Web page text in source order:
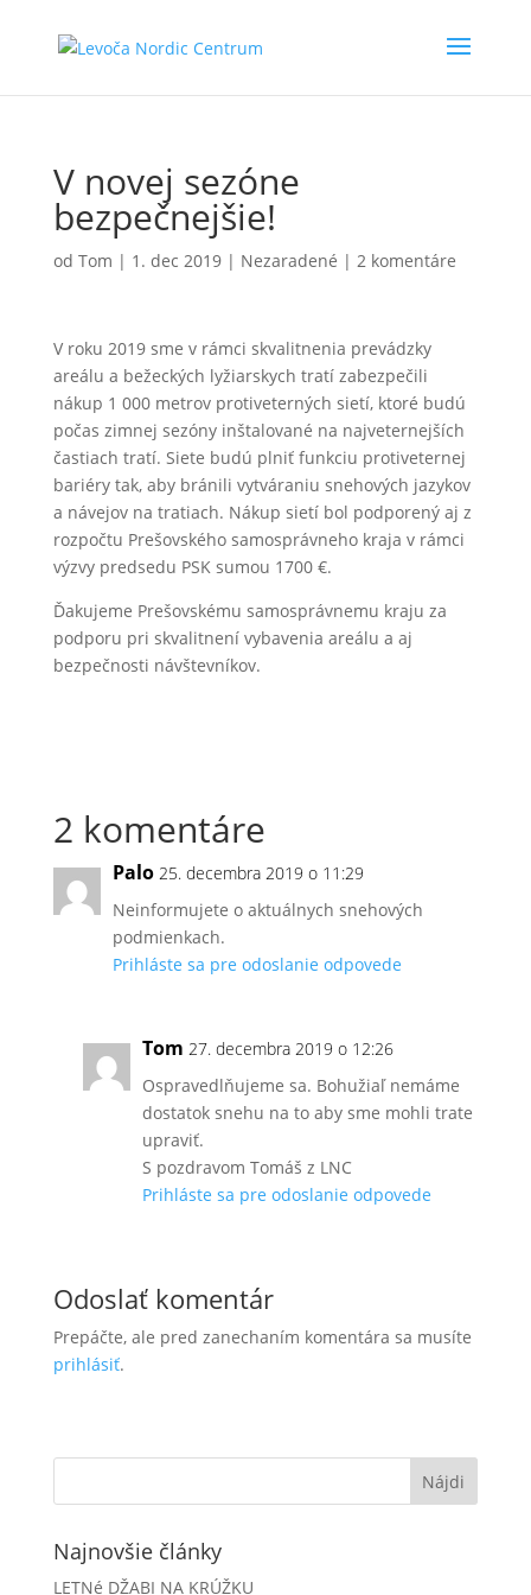
V novej sezóne
bezpečnejšie!
od Tom | 1. dec 2019| Nezaradené | 2 komentáre
V roku 2019 sme v rámci skvalitnenia prevádzky
areálu a bežeckých lyžiarskych tratí zabezpečili
nákup 1 000 metrov protiveterných sietí, ktoré budú
počas zimnej sezóny inštalované na najveternejších
častiach tratí. Siete budú plniť funkciu protiveternej
bariéry tak, aby bránili vytváraniu snehových jazykov
a návejov na tratiach. Nákup sietí bol podporený aj z
rozpočtu Prešovského samosprávneho kraja v rámci
výzvy predsedu PSK sumou 1700 €.
Ďakujeme Prešovskému samosprávnemu kraju za
podporu pri skvalitnení vybavenia areálu a aj
bezpečnosti návštevníkov.
2 komentáre
Palo 25. decembra 2019 o 11:29
Neinformujete o aktuálnych snehových
podmienkach.
Prihláste sa pre odoslanie odpovede
Tom 27. decembra 2019 o 12:26
Ospravedlňujeme sa. Bohužiaľ nemáme
dostatok snehu na to aby sme mohli trate
upraviť.
S pozdravom Tomáš z LNC
Prihláste sa pre odoslanie odpovede
Odoslať komentár
Prepáčte, ale pred zanechaním komentára sa musíte
prihlásiť.
Najnovšie články
LETNé DŽABI NA KRÚŽKU